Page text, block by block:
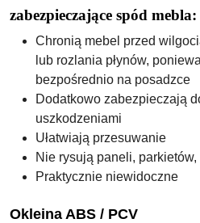
zabezpieczające spód mebla:
Chronią mebel przed
lub rozlania płynów,
bezpośrednio na posadzce
Dodatkowo zabezpieczają
uszkodzeniami
Ułatwiają przesuwanie
Nie rysują paneli, parkietów,
Praktycznie niewidoczne
Okleina ABS / PCV